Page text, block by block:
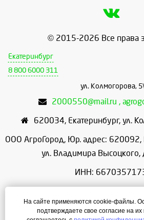
© 2015-2026 Все права
Екатеринбург
8 800 6000 311
ул. Колмогорова,
2000550@mail.ru ,
620034, Екатеринбург, ул.
ООО АгроГород, Юр. адрес: 620092,
ул. Владимира Высоцкого,
ИНН:
ОГРН:
На сайте применяются cookie-файлы.
подтверждаете свое согласие на